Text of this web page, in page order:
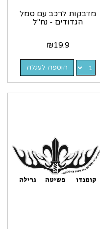
מדבקות לרכב עם סמל
הגדודים - נח"ל
₪19.9
הוספה לעגלה